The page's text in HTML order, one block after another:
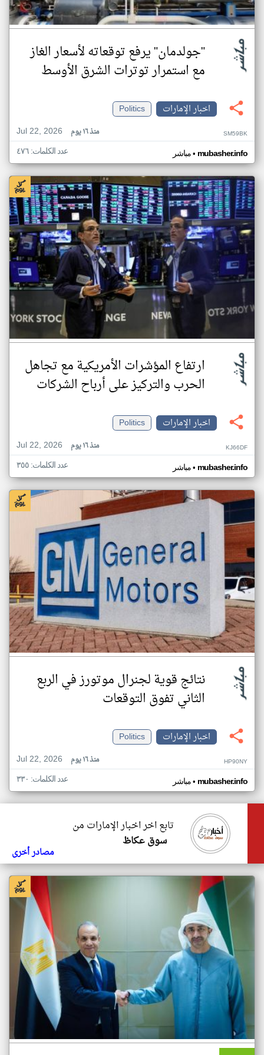
"جولدمان" يرفع توقعاته لأسعار الغاز
مع استمرار توترات الشرق الأوسط
اخبار الإمارات
Politics
Jul 22, 2026
منذ ١٦ يوم SM59BK
مباشر• mubasher.info عدد الكلمات: ٤٧٦
ارتفاع المؤشرات الأمريكية مع تجاهل
الحرب والتركيز على أرباح الشركات
اخبار الإمارات
Politics
Jul 22, 2026
منذ ١٦ يوم KJ66DF
مباشر• mubasher.info عدد الكلمات: ٣٥٥
نتائج قوية لجنرال موتورز في الربع
الثاني تفوق التوقعات
اخبار الإمارات
Politics
Jul 22, 2026
منذ ١٦ يوم HP90NY
مباشر• mubasher.info عدد الكلمات: ٣٣٠
تابع اخر اخبار الإمارات من
سوق عكاظ
مصادر أخرى